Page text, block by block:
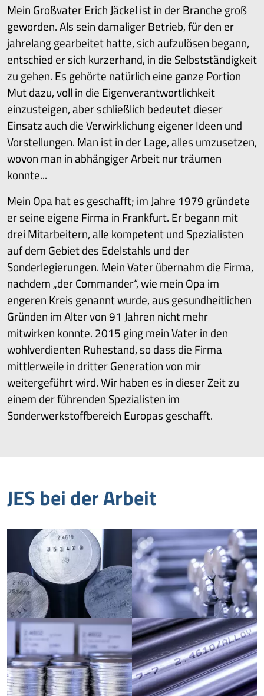
HOME
UNTERNEHMEN
SERVICE
PRODUKTE
KONTAKT
Mein Großvater Erich Jäckel ist in der Branche groß
geworden. Als sein damaliger Betrieb, für den er
jahrelang gearbeitet hatte, sich aufzulösen begann,
entschied er sich kurzerhand, in die Selbstständigkeit
zu gehen. Es gehörte natürlich eine ganze Portion
Mut dazu, voll in die Eigenverantwortlichkeit
einzusteigen, aber schließlich bedeutet dieser
Einsatz auch die Verwirklichung eigener Ideen und
Vorstellungen. Man ist in der Lage, alles umzusetzen,
wovon man in abhängiger Arbeit nur träumen
konnte...
Mein Opa hat es geschafft; im Jahre 1979 gründete
er seine eigene Firma in Frankfurt. Er begann mit
drei Mitarbeitern, alle kompetent und Spezialisten
auf dem Gebiet des Edelstahls und der
Sonderlegierungen. Mein Vater übernahm die Firma,
nachdem „der Commander“, wie mein Opa im
engeren Kreis genannt wurde, aus gesundheitlichen
Gründen im Alter von 91 Jahren nicht mehr
mitwirken konnte. 2015 ging mein Vater in den
wohlverdienten Ruhestand, so dass die Firma
mittlerweile in dritter Generation von mir
weitergeführt wird. Wir haben es in dieser Zeit zu
einem der führenden Spezialisten im
Sonderwerkstoffbereich Europas geschafft.
JES bei der Arbeit